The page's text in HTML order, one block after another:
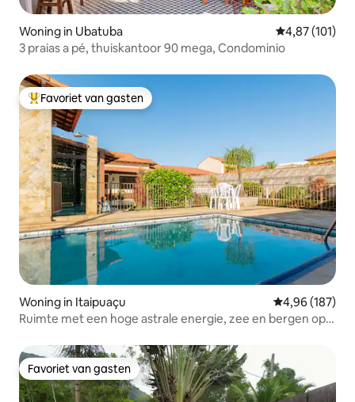
Woning in Ubatuba Gemiddelde
4,87 (101)
3 praias a pé, thuiskantoor 90 mega, Condominio
Topfavoriet van gasten
Favoriet van gasten
Woning in Itaipuaçu Gemiddelde
4,96 (187)
Ruimte met een hoge astrale energie, zee en bergen op
Favoriet van gasten
Favoriet van gasten